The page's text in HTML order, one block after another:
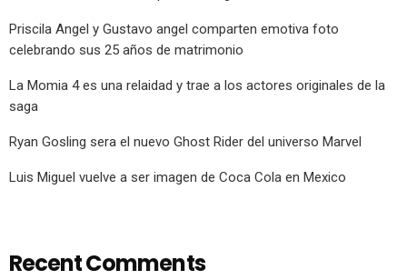
Priscila Angel y Gustavo angel comparten emotiva foto
celebrando sus 25 años de matrimonio
La Momia 4 es una relaidad y trae a los actores originales de la
saga
Ryan Gosling sera el nuevo Ghost Rider del universo Marvel
Luis Miguel vuelve a ser imagen de Coca Cola en Mexico
Recent Comments